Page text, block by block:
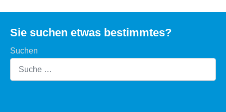
Sie suchen etwas bestimmtes?
Suchen